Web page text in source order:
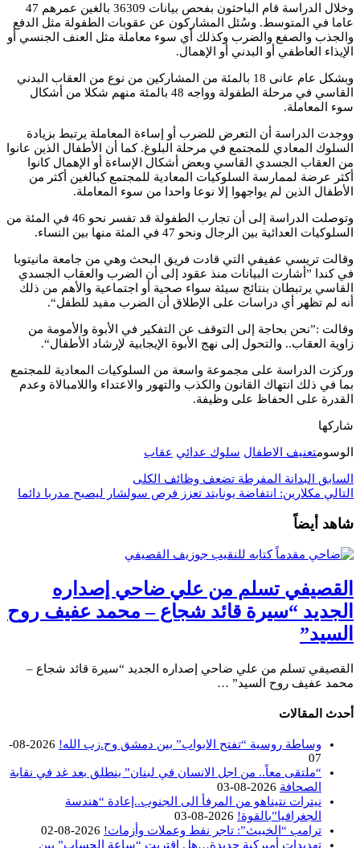
وخلال الدراسة قام الباحثون بفحص بيانات 36309 بالغين عمرهم 47
عاما في المتوسط. وسُئل المشاركون عن عقوبات الطفولة مثل الدفع
والجذب والصفع والضرب وكذلك أي سوء معاملة مثل العنف الجنسي أو
الإيذاء العاطفي أو البدني أو الإهمال.
وبشكل عام عانى 18 بالمئة من المشاركين من نوع من العقاب البدني
القاسي في مرحلة الطفولة وواجه 48 بالمئة منهم شكلا من أشكال
سوء المعاملة.
ووجدت الدراسة أن التعرض للضرب أو إساءة المعاملة يرتبط بزيادة
السلوك المعادي للمجتمع في مرحلة البلوغ. كما أن الأطفال الذين عانوا
من العقاب الجسدي القاسي وبعض أشكال الإساءة أو الإهمال كانوا
أكثر عرضة لممارسة السلوكيات المعادية للمجتمع كبالغين أكثر من
الأطفال الذين لم يواجهوا إلا نوعا واحدا من سوء المعاملة.
وتوصلت الدراسة إلى أن تجارب الطفولة قد تفسر نحو 46 في المئة من
السلوكيات العدائية بين الرجال ونحو 47 في المئة منها بين النساء.
وقالت تريسي عفيفي التي قادت فريق البحث وهي من جامعة مانيتوبا
في كندا ”أشارت البيانات منذ عقود إلى أن الضرب والعقاب الجسدي
القاسي يرتبطان بنتائج سيئة سواء صحية أو اجتماعية والأهم من ذلك
أنه لم تظهر أي دراسات على الإطلاق أن الضرب مفيد للطفل“.
وقالت :”نحن بحاجة إلى التوقف عن التفكير في الأبوة والأمومة من
زاوية العقاب.. والتحول إلى نهج الأبوة الإيجابية لإرشاد الأطفال“.
وركزت الدراسة على مجموعة واسعة من السلوكيات المعادية للمجتمع
بما في ذلك انتهاك القانون والكذب والتهور والاعتداء واللامبالاة وعدم
القدرة على الحفاظ على وظيفة.
شاركها
الوسومتعنيف الاطفال سلوك عدائي عقاب
السابق البدانة المفرطة تضعف وظائف الكلى
التالي مكلارين: انتفاضة يونايتد تعزز فرص سولشار ليصبح مدربا دائما
شاهد أيضاً
القصيفي تسلم من علي ضاحي إصداره
الجديد “سيرة قائد شجاع – محمد عفيف روح
السيد”
القصيفي تسلم من علي ضاحي إصداره الجديد “سيرة قائد شجاع –
محمد عفيف روح السيد” …
أحدث المقالات
وساطة روسية “تفتح الابواب” بين دمشق وح.زب الله!
2026-08-
07
“ملتقى معاً.. من اجل الانسان في لبنان” ينطلق بعد غد في نقابة
الصحافة 2026-08-03
نيترات نتيناهو من المرفأ الى الجنوب..إعادة “هندسة
الجغرافيا”بالقوة! 2026-08-03
ترامب “الخبيث”: تاجر نفط وعملات وأزمات! 2026-08-02
تهديدات أميركية جديدة…هل اقتربت “ساعة الحساب” بين